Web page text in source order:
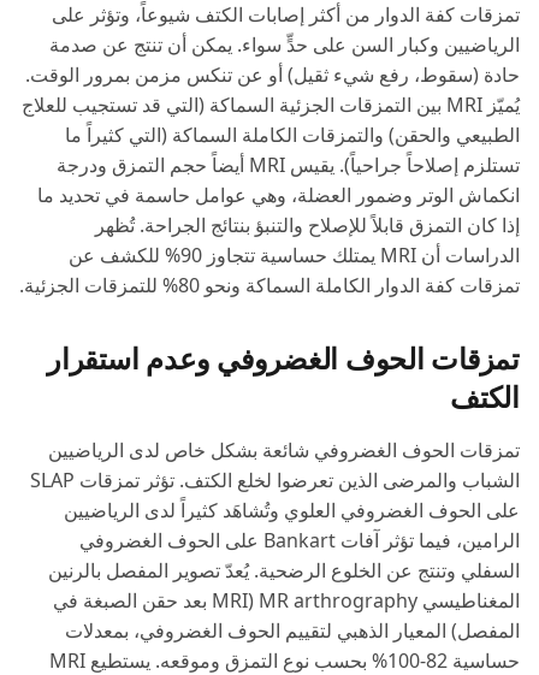
تمزقات كفة الدوار من أكثر إصابات الكتف شيوعاً، وتؤثر على
الرياضيين وكبار السن على حدٍّ سواء. يمكن أن تنتج عن صدمة
حادة (سقوط، رفع شيء ثقيل) أو عن تنكس مزمن بمرور الوقت.
يُميّز MRI بين التمزقات الجزئية السماكة (التي قد تستجيب للعلاج
الطبيعي والحقن) والتمزقات الكاملة السماكة (التي كثيراً ما
تستلزم إصلاحاً جراحياً). يقيس MRI أيضاً حجم التمزق ودرجة
انكماش الوتر وضمور العضلة، وهي عوامل حاسمة في تحديد ما
إذا كان التمزق قابلاً للإصلاح والتنبؤ بنتائج الجراحة. تُظهر
الدراسات أن MRI يمتلك حساسية تتجاوز 90% للكشف عن
تمزقات كفة الدوار الكاملة السماكة ونحو 80% للتمزقات الجزئية.
تمزقات الحوف الغضروفي وعدم استقرار
الكتف
تمزقات الحوف الغضروفي شائعة بشكل خاص لدى الرياضيين
الشباب والمرضى الذين تعرضوا لخلع الكتف. تؤثر تمزقات SLAP
على الحوف الغضروفي العلوي وتُشاهَد كثيراً لدى الرياضيين
الرامين، فيما تؤثر آفات Bankart على الحوف الغضروفي
السفلي وتنتج عن الخلوع الرضحية. يُعدّ تصوير المفصل بالرنين
المغناطيسي MR arthrography (MRI بعد حقن الصبغة في
المفصل) المعيار الذهبي لتقييم الحوف الغضروفي، بمعدلات
حساسية 82-100% بحسب نوع التمزق وموقعه. يستطيع MRI